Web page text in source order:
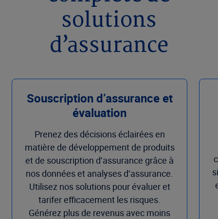
solutions
d’assurance
Souscription d’assurance et
évaluation
Prenez des décisions éclairées en
matière de développement de produits
et de souscription d’assurance grâce à
nos données et analyses d’assurance.
Utilisez nos solutions pour évaluer et
tarifer efficacement les risques.
Générez plus de revenus avec moins